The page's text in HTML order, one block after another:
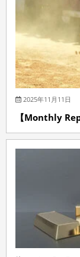
2025年11月11日
【Monthly